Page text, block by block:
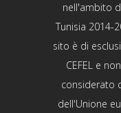
nell'ambito
Tunisia 2014-
sito è di
CEFEL e
considerato
dell'Unione